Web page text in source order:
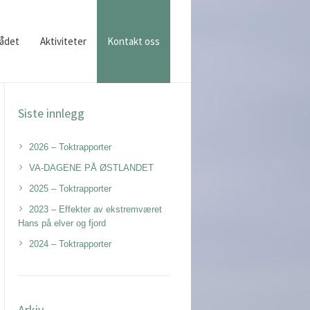
Aktiviteter Kontakt oss
Siste innlegg
2026 – Toktrapporter
VA-DAGENE PÅ ØSTLANDET
2025 – Toktrapporter
2023 – Effekter av ekstremværet
Hans på elver og fjord
2024 – Toktrapporter